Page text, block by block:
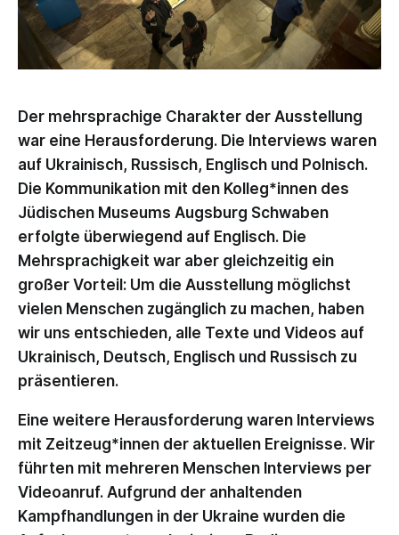
Der mehrsprachige Charakter der Ausstellung
war eine Herausforderung. Die Interviews waren
auf Ukrainisch, Russisch, Englisch und Polnisch.
Die Kommunikation mit den Kolleg*innen des
Jüdischen Museums Augsburg Schwaben
erfolgte überwiegend auf Englisch. Die
Mehrsprachigkeit war aber gleichzeitig ein
großer Vorteil: Um die Ausstellung möglichst
vielen Menschen zugänglich zu machen, haben
wir uns entschieden, alle Texte und Videos auf
Ukrainisch, Deutsch, Englisch und Russisch zu
präsentieren.
Eine weitere Herausforderung waren Interviews
mit Zeitzeug*innen der aktuellen Ereignisse. Wir
führten mit mehreren Menschen Interviews per
Videoanruf. Aufgrund der anhaltenden
Kampfhandlungen in der Ukraine wurden die